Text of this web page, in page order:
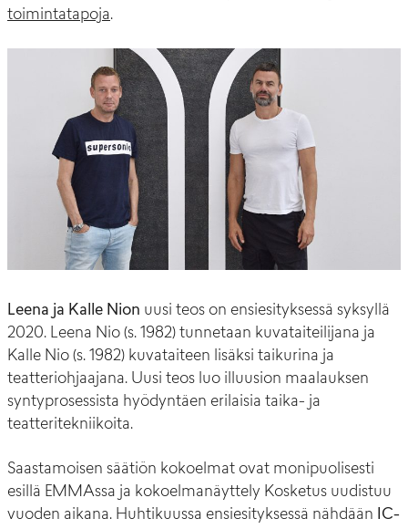
toimintatapoja.
Leena ja Kalle Nion uusi teos on ensiesityksessä syksyllä
2020. Leena Nio (s. 1982) tunnetaan kuvataiteilijana ja
Kalle Nio (s. 1982) kuvataiteen lisäksi taikurina ja
teatteriohjaajana. Uusi teos luo illuusion maalauksen
syntyprosessista hyödyntäen erilaisia taika- ja
teatteritekniikoita.
Saastamoisen säätiön kokoelmat ovat monipuolisesti
esillä EMMAssa ja kokoelmanäyttely Kosketus uudistuu
vuoden aikana. Huhtikuussa ensiesityksessä nähdään IC-